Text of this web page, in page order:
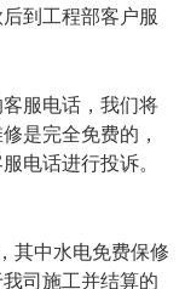
到工程部客户服
服电话，我们将
是完全免费的，
电话进行投诉。
其中水电免费保修
司施工并结算的